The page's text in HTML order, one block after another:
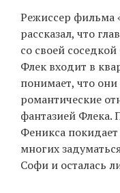
EN
UA
Режиссер фильма
рассказал, что
со своей
Флек входит в
понимает, что
романтические
фантазией Флека.
Феникса покидает
многих
Софи и осталась